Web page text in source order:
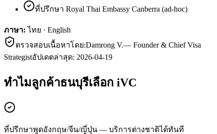
ที่ปรึกษา Royal Thai Embassy Canberra (ad-hoc)
ภาษา: ไทย · English
ตรวจสอบเนื้อหาโดย:Damrong V.— Founder & Chief Visa
Strategistอัปเดตล่าสุด: 2026-04-19
ทำไมลูกค้าธนบุรีเลือก iVC
ที่ปรึกษาพูดอังกฤษ/จีน/ญี่ปุ่น — บริการต่างชาติได้ทันที